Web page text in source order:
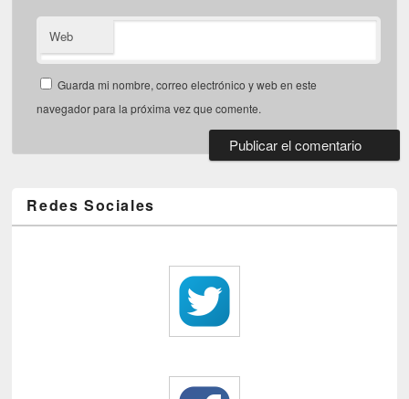
Web
Guarda mi nombre, correo electrónico y web en este
navegador para la próxima vez que comente.
Redes Sociales